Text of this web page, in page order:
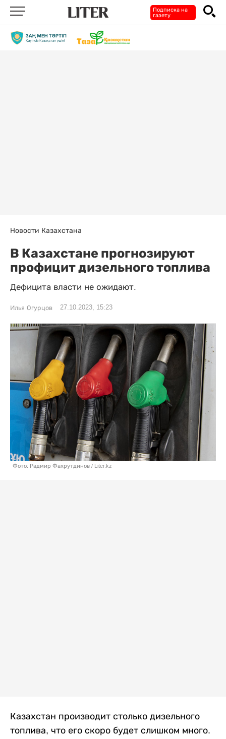
Подписка на
газету
Новости Казахстана
В Казахстане прогнозируют
профицит дизельного топлива
Дефицита власти не ожидают.
Илья Огурцов 27.10.2023, 15:23
Фото: Радмир Фахрутдинов / Liter.kz
Казахстан производит столько дизельного
топлива, что его скоро будет слишком много.